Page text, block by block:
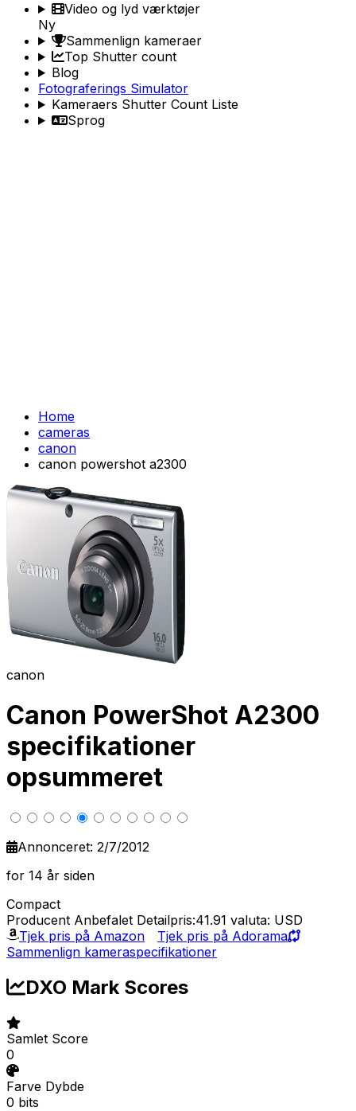
Video og lyd værktøjer
Ny
Sammenlign kameraer
Top Shutter count
Blog
Fotograferings Simulator
Kameraers Shutter Count Liste
Sprog
Home
cameras
canon
canon powershot a2300
canon
Canon PowerShot A2300
specifikationer
opsummeret
Annonceret: 2/7/2012
for 14 år siden
Compact
Producent Anbefalet Detailpris:41.91 valuta: USD
Tjek pris på Amazon
Tjek pris på Adorama
Sammenlign kameraspecifikationer
DXO Mark Scores
Samlet Score
0
Farve Dybde
0 bits